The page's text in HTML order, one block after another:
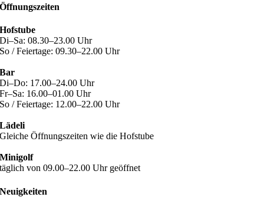
Öffnungszeiten
Hofstube
Di–Sa: 08.30–23.00 Uhr
So / Feiertage: 09.30–22.00 Uhr
Bar
Di–Do: 17.00–24.00 Uhr
Fr–Sa: 16.00–01.00 Uhr
So / Feiertage: 12.00–22.00 Uhr
Lädeli
Gleiche Öffnungszeiten wie die Hofstube
Minigolf
täglich von 09.00–22.00 Uhr geöffnet
Neuigkeiten